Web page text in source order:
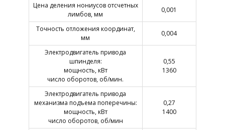
Цена деления нониусов отсчетных
лимбов, мм
0,001
Точность отложения координат,
мм
0,004
Электродвигатель привода
шпинделя:
мощность, кВт
число оборотов, об/мин.
0,55
1360
Электродвигатель привода
механизма подъема поперечины:
мощность, кВт
число оборотов, об/мин
0,27
1400